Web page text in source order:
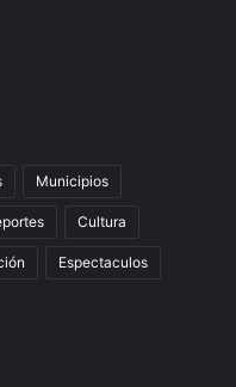
Municipios
Cultura
Espectaculos